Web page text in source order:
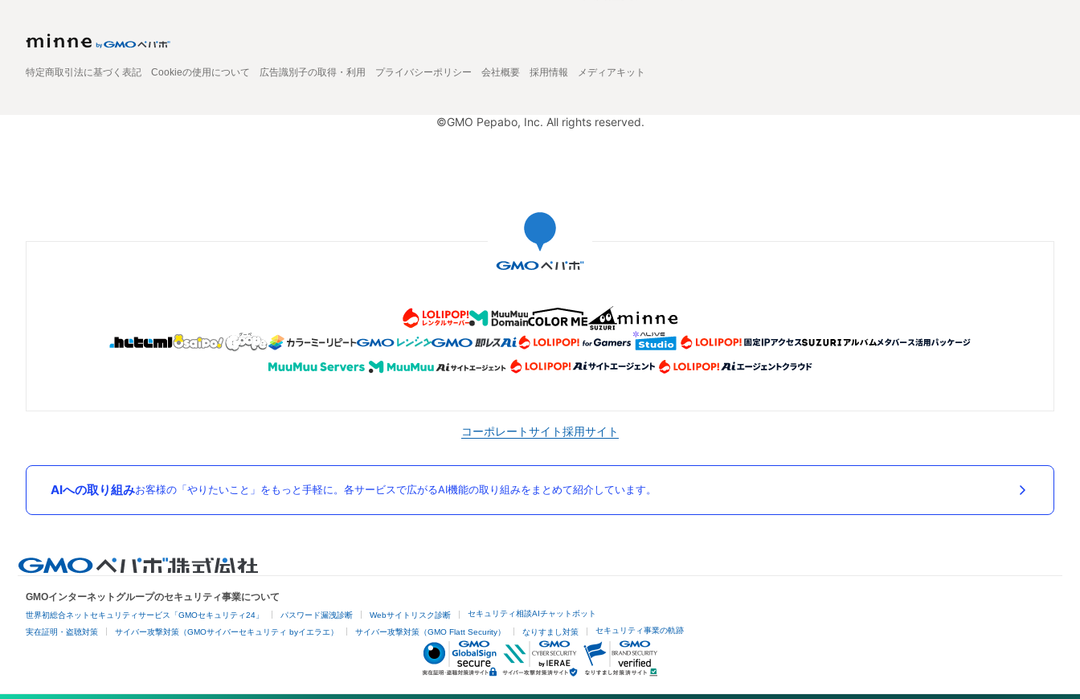
特定商取引法に基づく表記 Cookieの使用について 広告識別子の取得・利用 プライバシーポリシー 会社概要 採用情報 メディアキット
©GMO Pepabo, Inc. All rights reserved.
コーポレートサイト採用サイト
AIへの取り組みお客様の「やりたいこと」をもっと手軽に。各サービスで広がるAI機能の取り組みをまとめて紹介しています。
GMOインターネットグループのセキュリティ事業について
世界初総合ネットセキュリティサービス「GMOセキュリティ24」 パスワード漏洩診断 Webサイトリスク診断 セキュリティ相談AIチャットボット
実在証明・盗聴対策 サイバー攻撃対策（GMOサイバーセキュリティ byイエラエ） サイバー攻撃対策（GMO Flatt Security） なりすまし対策 セキュリティ事業の軌跡